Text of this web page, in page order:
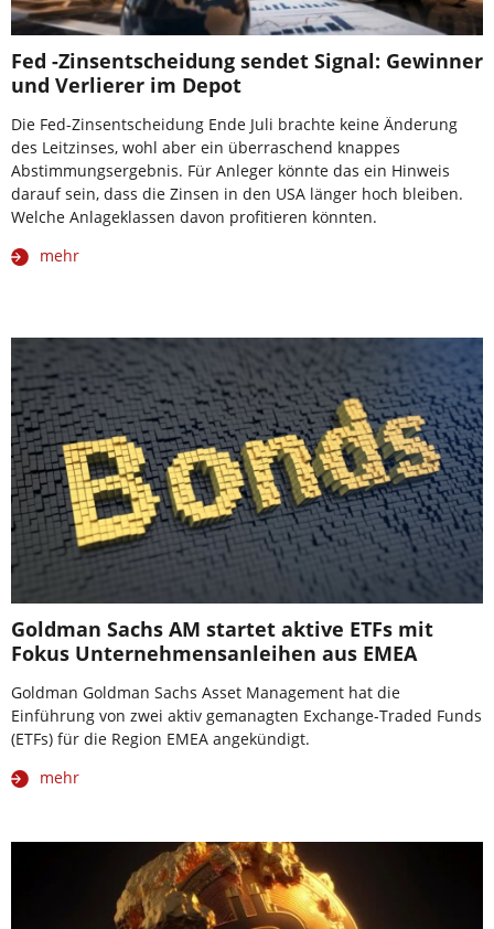
Fed -Zinsentscheidung sendet Signal: Gewinner
und Verlierer im Depot
Die Fed-Zinsentscheidung Ende Juli brachte keine Änderung
des Leitzinses, wohl aber ein überraschend knappes
Abstimmungsergebnis. Für Anleger könnte das ein Hinweis
darauf sein, dass die Zinsen in den USA länger hoch bleiben.
Welche Anlageklassen davon profitieren könnten.
mehr
Goldman Sachs AM startet aktive ETFs mit
Fokus Unternehmensanleihen aus EMEA
Goldman Goldman Sachs Asset Management hat die
Einführung von zwei aktiv gemanagten Exchange-Traded Funds
(ETFs) für die Region EMEA angekündigt.
mehr